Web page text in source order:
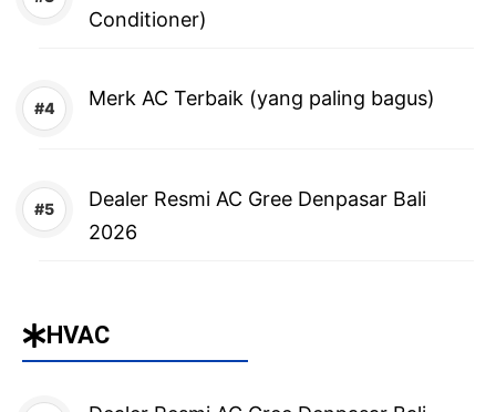
Conditioner)
Merk AC Terbaik (yang paling bagus)
Dealer Resmi AC Gree Denpasar Bali
2026
HVAC